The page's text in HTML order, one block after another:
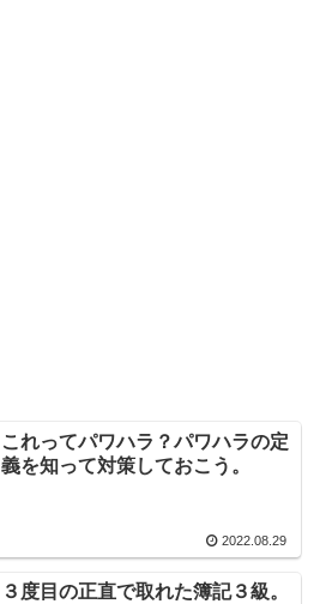
これってパワハラ？パワハラの定
義を知って対策しておこう。
2022.08.29
３度目の正直で取れた簿記３級。